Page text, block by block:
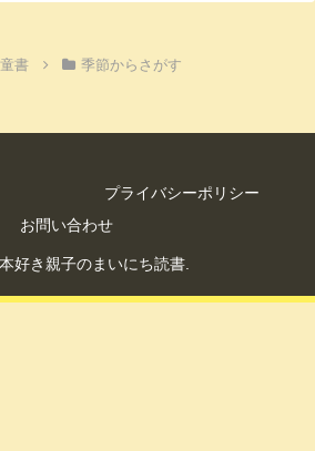
書 季節からさがす
プライバシーポリシー
お問い合わせ
好き親子のまいにち読書.